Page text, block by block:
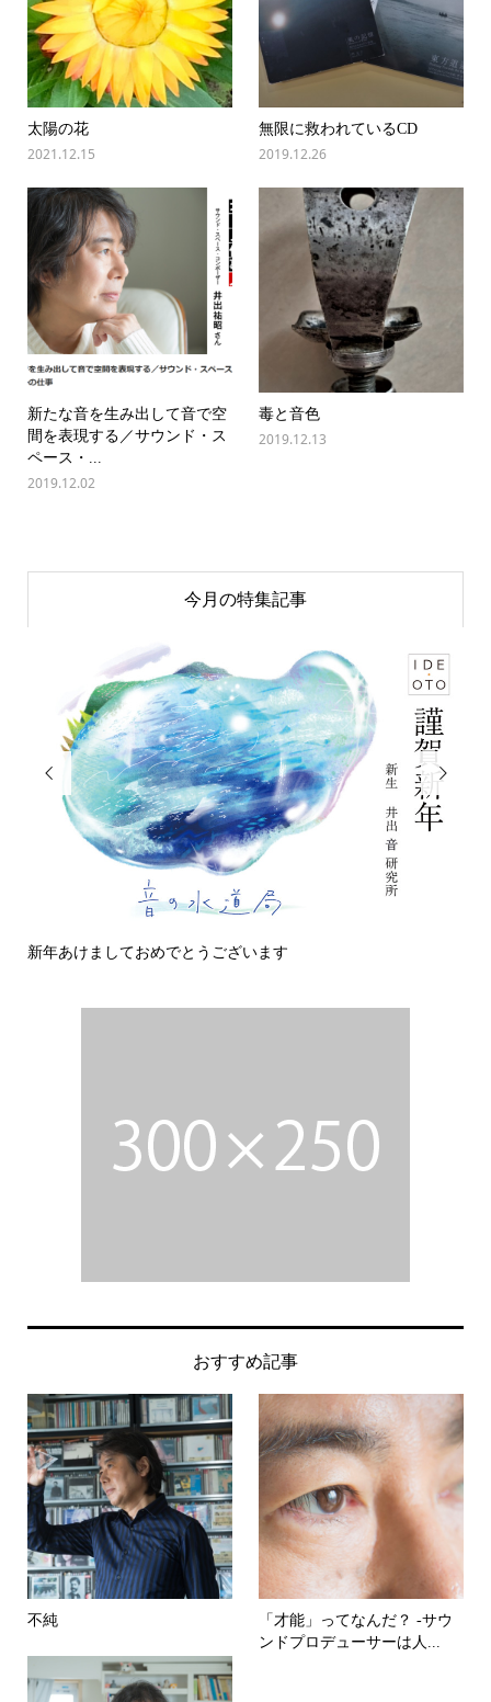
太陽の花
2021.12.15
無限に救われているCD
2019.12.26
新たな音を生み出して音で空
間を表現する／サウンド・ス
ペース・...
2019.12.02
毒と音色
2019.12.13
今月の特集記事

新年あけましておめでとうございます

おすすめ記事
不純
「才能」ってなんだ？ -サウ
ンドプロデューサーは人...